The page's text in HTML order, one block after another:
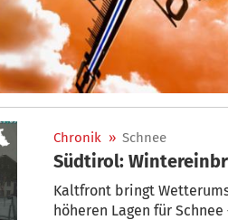
Chronik » Schnee
Südtirol:
Kaltfront bringt
höheren Lagen für